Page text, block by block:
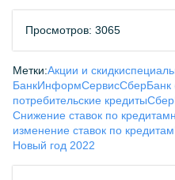
Просмотров: 3065
Метки:Акции и скидки
БанкИнформСервисСберБанк
потребительские кредиты
Снижение ставок по кредитам
изменение ставок по кредитам
Новый год 2022